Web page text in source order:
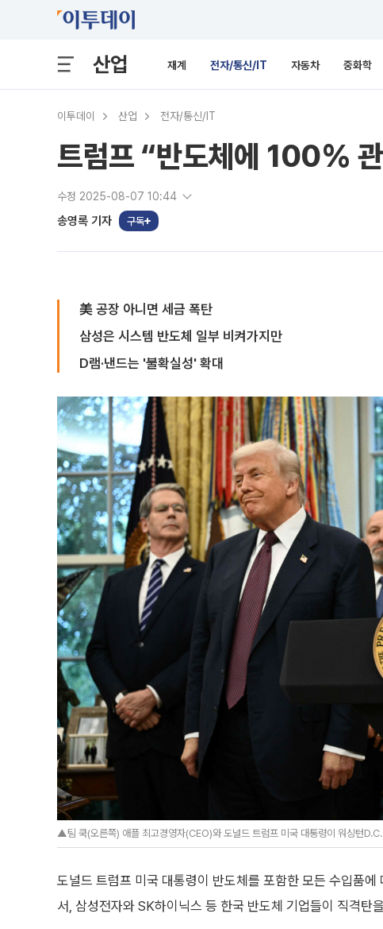
산업 재계 전자/통신/IT 자동차 중화학
이투데이 산업 전자/통신/IT
트럼프 “반도체에 100%
수정 2025-08-07 10:44
송영록 기자 구독
美 공장 아니면 세금 폭탄
삼성은 시스템 반도체 일부 비켜가지만
D램·낸드는 '불확실성' 확대
▲팀 쿡(오른쪽) 애플 최고경영자(CEO)와 도널드 트럼프 미국 대통령이 워싱턴
도널드 트럼프 미국 대통령이 반도체를 포함한 모든 수입품
서, 삼성전자와 SK하이닉스 등 한국 반도체 기업들이 직격탄